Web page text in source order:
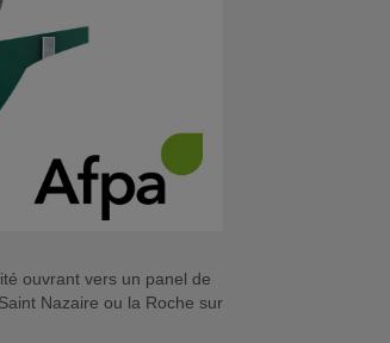
ouvrant vers un panel de
Nazaire ou la Roche sur